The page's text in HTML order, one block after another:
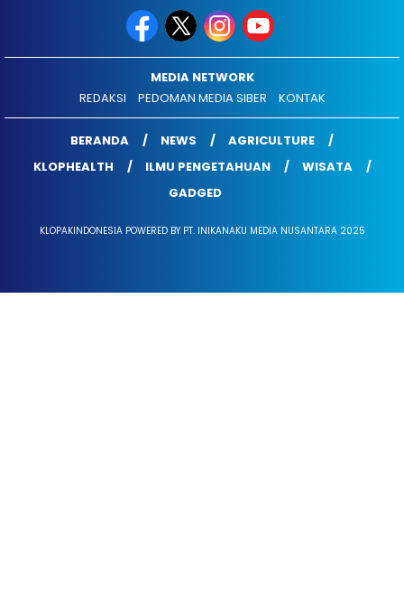
MEDIA NETWORK
REDAKSI
PEDOMAN MEDIA SIBER KONTAK
BERANDA NEWS
AGRICULTURE
KLOPHEALTH
ILMU PENGETAHUAN
WISATA
GADGED
KLOPAKINDONESIA POWERED BY PT. INIKANAKU MEDIA NUSANTARA 2025